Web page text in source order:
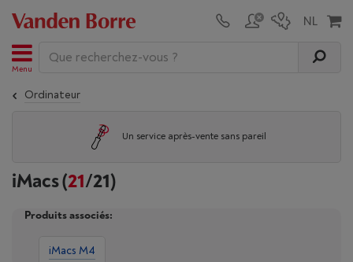
Menu
Ordinateur
Un service après-vente sans pareil
iMacs(21/21)
Produits associés:
iMacs M4